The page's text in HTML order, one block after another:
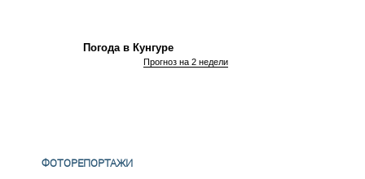
Погода в Кунгуре
Прогноз на 2 недели
ФОТОРЕПОРТАЖИ